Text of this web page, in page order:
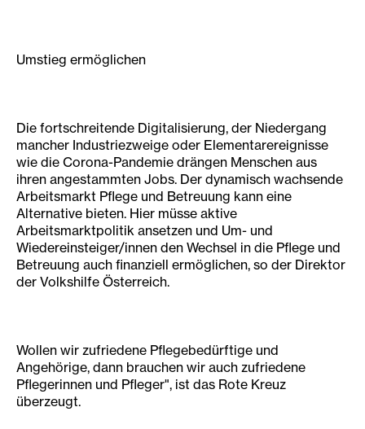
Umstieg ermöglichen
Die fortschreitende Digitalisierung, der Niedergang
mancher Industriezweige oder Elementarereig­nisse
wie die Corona-Pandemie drängen Menschen aus
ihren angestammten Jobs. Der dynamisch wachsende
Arbeitsmarkt Pflege und Betreuung kann eine
Alternative bieten. Hier müsse aktive
Arbeitsmarktpolitik ansetzen und Um- und
Wiedereinsteiger/innen den Wechsel in die Pflege und
Betreuung auch finanziell ermöglichen, so der Direktor
der Volkshilfe Österreich.
Wollen wir zufriedene Pflegebedürftige und
Angehörige, dann brauchen wir auch zufriedene
Pflegerinnen und Pfleger", ist das Rote Kreuz
überzeugt.